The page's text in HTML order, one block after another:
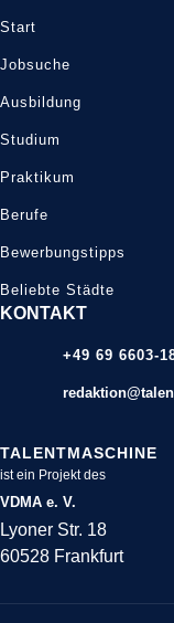
Start
Jobsuche
Ausbildung
Studium
Praktikum
Berufe
Bewerbungstipps
Beliebte Städte
KONTAKT
+49 69 6603-
TALENTMASCHINE
ist ein Projekt des
VDMA e. V.
Lyoner Str. 18
60528 Frankfurt